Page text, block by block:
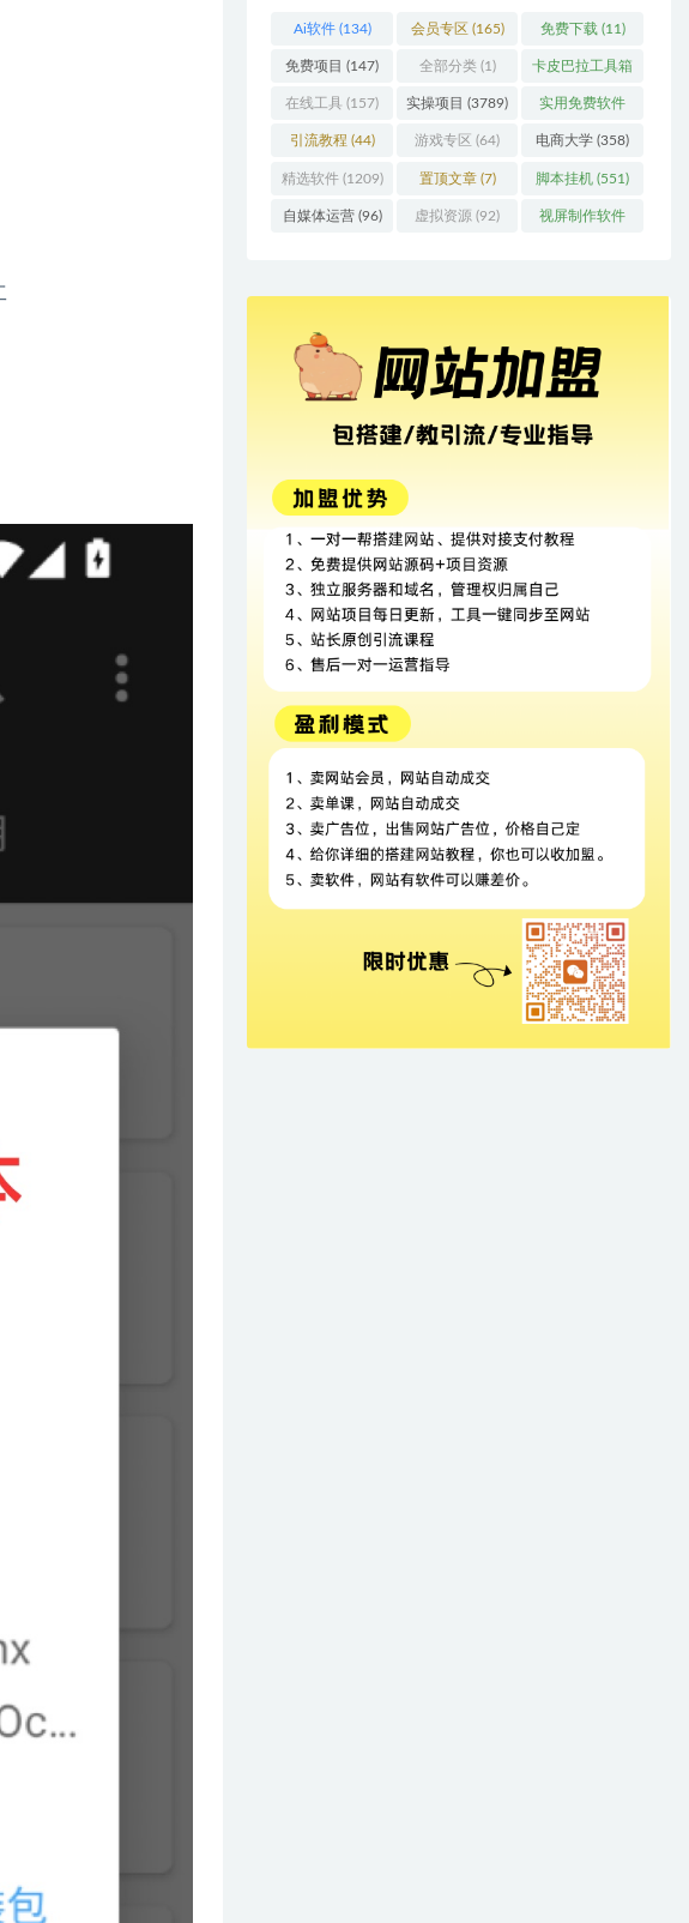
Ai软件(134) 会员专区 (165) 免费下载 (11)
免费项目 (147) 全部分类(1) 卡皮巴拉工具箱
(3)
在线工具 (157) 实操项目 (3789) 实用免费软件
(415)
引流教程 (44) 游戏专区 (64) 电商大学 (358)
精选软件(1209) 置顶文章(7) 脚本挂机 (551)
自媒体运营(96) 虚拟资源 (92) 视屏制作软件